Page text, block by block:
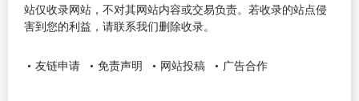
站仅收录网站，不对其网站内容或交易负责。若收录的站点侵
害到您的利益，请联系我们删除收录。
友链申请 免责声明 网站投稿 广告合作